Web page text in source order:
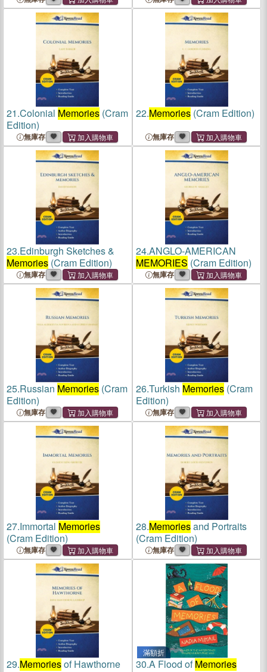
21.Colonial Memories (Cram
Edition)
無庫存
22.Memories(Cram Edition)
無庫存
23.Edinburgh Sketches &
Memories (Cram Edition)
無庫存
24.ANGLO-AMERICAN
MEMORIES (Cram Edition)
無庫存
25.Russian Memories (Cram
Edition)
無庫存
26.Turkish Memories(Cram
Edition)
無庫存
27.Immortal Memories
(Cram Edition)
無庫存
28.Memoriesand Portraits
(Cram Edition)
無庫存
29.Memoriesof Hawthorne
滿額折
30.A Flood ofMemories